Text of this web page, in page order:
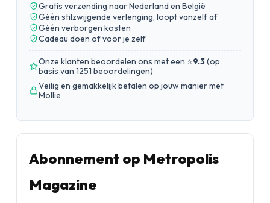
Gratis verzending naar Nederland en België
Géén stilzwijgende verlenging, loopt vanzelf af
Géén verborgen kosten
Cadeau doen of voor je zelf
Onze klanten beoordelen ons met een ⭐9.3(op
basis van 1251 beoordelingen)
Veilig en gemakkelijk betalen op jouw manier met
Mollie
Abonnement op Metropolis
Magazine